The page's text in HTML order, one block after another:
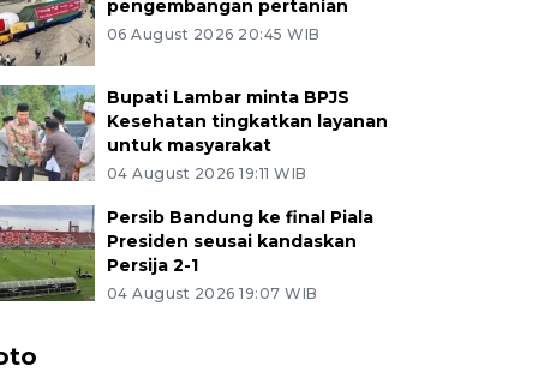
pengembangan pertanian
06 August 2026 20:45 WIB
Bupati Lambar minta BPJS
Kesehatan tingkatkan layanan
untuk masyarakat
04 August 2026 19:11 WIB
Persib Bandung ke final Piala
Presiden seusai kandaskan
Persija 2-1
04 August 2026 19:07 WIB